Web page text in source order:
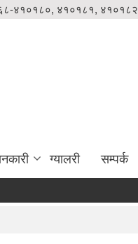
४१०१८०, ४१०१८१, ४१०१८२
ग्यालरी सम्पर्क